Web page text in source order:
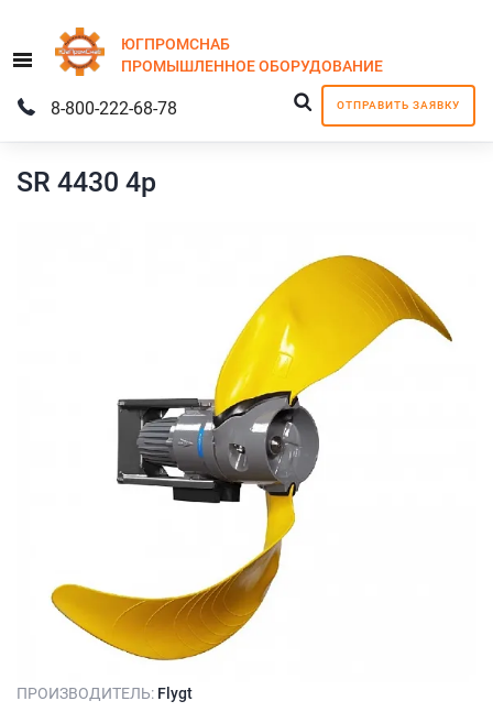
Menu
ЮГПРОМСНАБ
ПРОМЫШЛЕННОЕОБОРУДОВАНИЕ
ОТПРАВИТЬ ЗАЯВКУ
8-800-222-68-78
SR 4430 4p
ПРОИЗВОДИТЕЛЬ: Flygt